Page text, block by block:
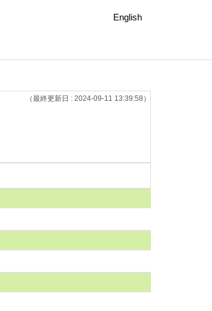
English
（最終更新日 : 2024-09-11 13:39:58）